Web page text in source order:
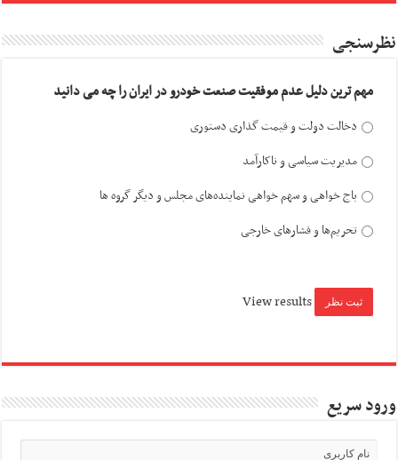
نظرسنجی
مهم ترین دلیل عدم موفقیت صنعت خودرو در ایران را چه می دانید
دخالت دولت و قیمت گذاری دستوری
مدیریت سیاسی و ناکارآمد
باج خواهی و سهم خواهی نماینده‌های مجلس و دیگر گروه ها
تحریم‌ها و فشارهای خارجی
View results
ورود سریع